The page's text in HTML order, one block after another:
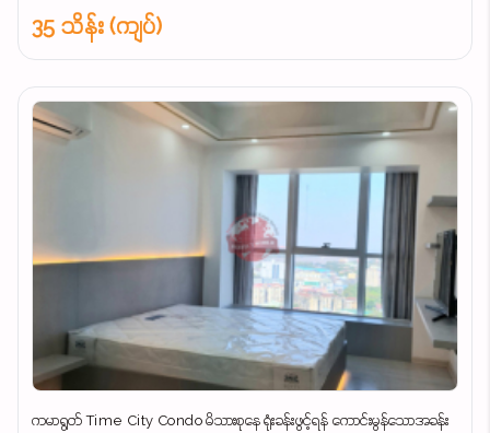
35 သိန်း (ကျပ်)
ကမာရွတ် Time City Condo မိသားစုနေ ရုံးခန်းဖွင့်ရန် ကောင်းမွန်သောအခန်း